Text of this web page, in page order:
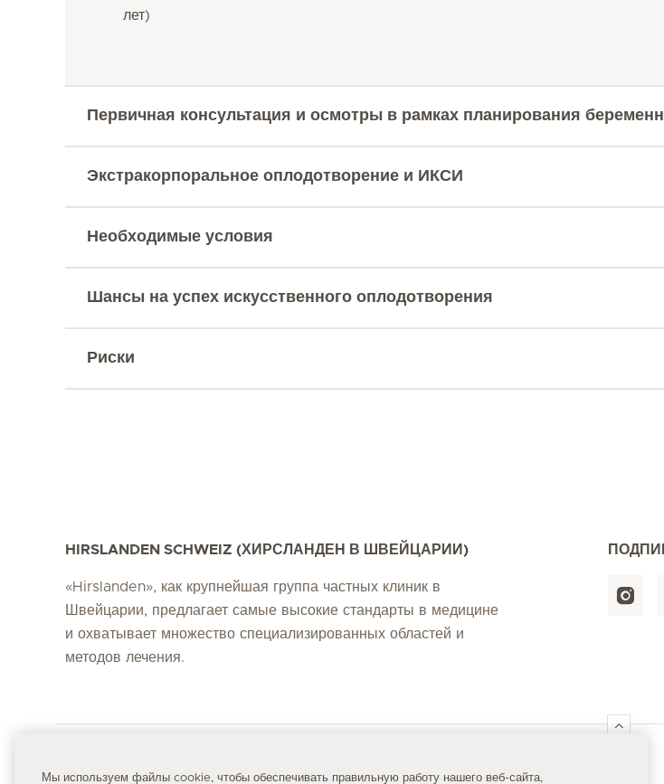
лет)
Первичная консультация и осмотры в рамках планирования
Экстракорпоральное оплодотворение и ИКСИ
Необходимые условия
Шансы на успех искусственного оплодотворения
Риски
HIRSLANDEN SCHWEIZ (ХИРСЛАНДЕН В ШВЕЙЦАРИИ)
«Hirslanden», как крупнейшая группа частных клиник в
Швейцарии, предлагает самые высокие стандарты в медицине
и охватывает множество специализированных областей и
методов лечения.
Quick Links
Мы используем файлы cookie, чтобы обеспечивать правильную работу нашего веб-сайта,